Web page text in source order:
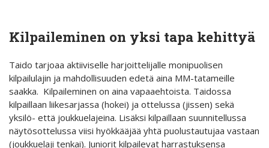
Kilpaileminen on yksi tapa kehittyä
Taido tarjoaa aktiiviselle harjoittelijalle monipuolisen
kilpailulajin ja mahdollisuuden edetä aina MM-tatameille
saakka. Kilpaileminen on aina vapaaehtoista. Taidossa
kilpaillaan liikesarjassa (hokei) ja ottelussa (jissen) sekä
yksilö- että joukkuelajeina. Lisäksi kilpaillaan suunnitellussa
näytösottelussa viisi hyökkääjää yhtä puolustautujaa vastaan
(joukkuelaji tenkai). Juniorit kilpailevat harrastuksensa